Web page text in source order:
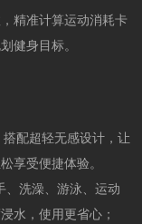
精准计算运动消耗卡
健身目标。
配超轻无感设计，让
享受便捷体验。
洗澡、游泳、运动
水，使用更省心；